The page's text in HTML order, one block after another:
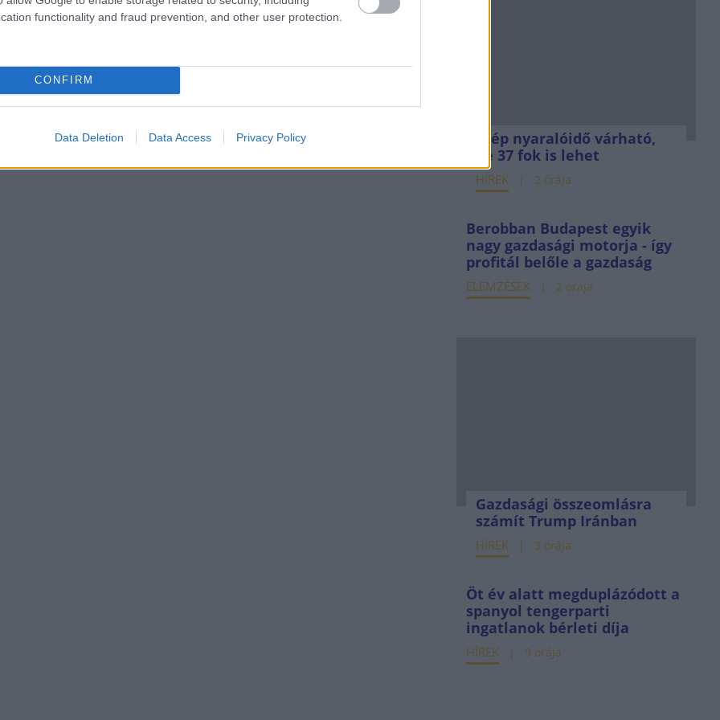
functionality and fraud prevention, and other user protection.
CONFIRM
Data Deletion Data Access Privacy Policy
Szép nyaralóidő várható,
de 37 fok is lehet
HÍREK 2 órája
Berobban Budapest egyik
nagy gazdasági motorja - így
profitál belőle a gazdaság
ELEMZÉSEK 2 órája
Gazdasági összeomlásra
számít Trump Iránban
HÍREK 3 órája
Öt év alatt megduplázódott a
spanyol tengerparti
ingatlanok bérleti díja
HÍREK 9 órája